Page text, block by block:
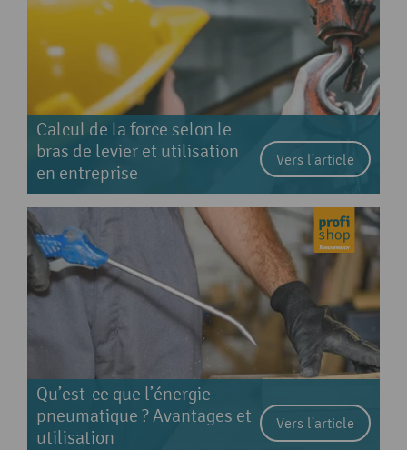
Calcul de la force selon le
bras de levier et utilisation
en entreprise
Vers l'article
Qu’est-ce que l’énergie
pneumatique ? Avantages et
utilisation
Vers l'article